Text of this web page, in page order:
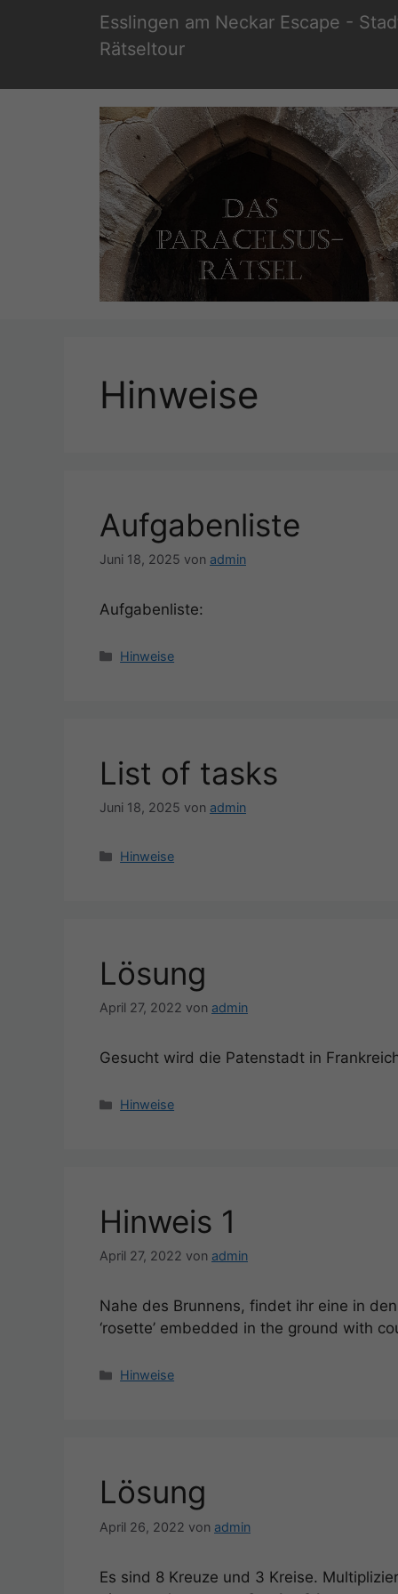
Esslingen am Neckar Escape -
Rätseltour
Hinweise
Aufgabenliste
Juni 18, 2025 von admin
Aufgabenliste:
Kategorien
Hinweise
List of tasks
Juni 18, 2025 von admin
Kategorien
Hinweise
Lösung
April 27, 2022 von admin
Gesucht wird die Patenstadt in
Kategorien
Hinweise
Hinweis 1
April 27, 2022 von admin
Nahe des Brunnens, findet ihr eine in
‘rosette’ embedded in the ground with
Kategorien
Hinweise
Lösung
April 26, 2022 von admin
Es sind 8 Kreuze und 3 Kreise.